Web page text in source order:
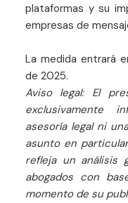
plataformas y su
empresas de
La medida entrará
de 2025.
Aviso legal: El
exclusivamente
asesoría legal ni
asunto en
refleja un análisis
abogados con
momento de su